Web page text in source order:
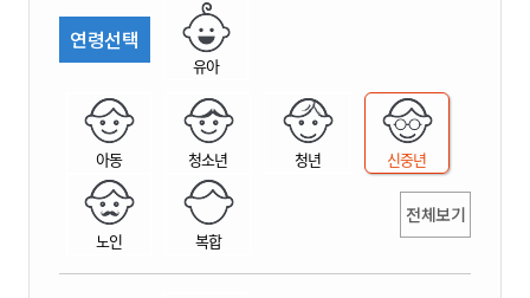
연령선택
유아
아동 청소년 청년 신중년
노인 복합
전체보기